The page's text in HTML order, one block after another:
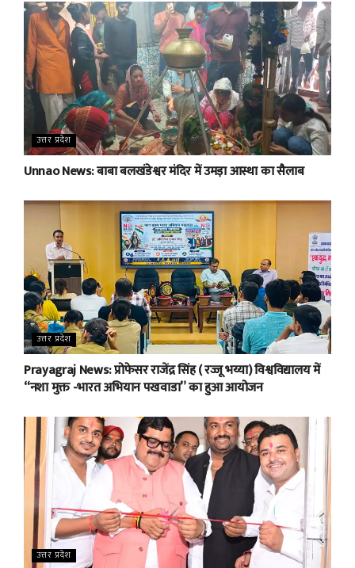
उत्तर प्रदेश
Unnao News: बाबा बलखंडेश्वर मंदिर में उमड़ा आस्था का सैलाब
उत्तर प्रदेश
Prayagraj News: प्रोफेसर राजेंद्र सिंह ( रज्जू भय्या) विश्वविद्यालय में
“नशा मुक्त -भारत अभियान पखवाडा” का हुआ आयोजन
उत्तर प्रदेश